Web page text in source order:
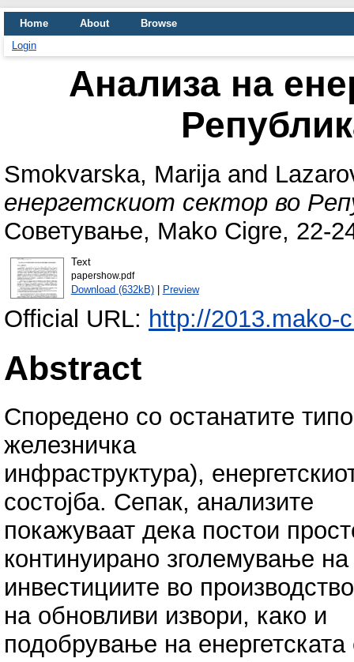
Home About
Browse
Login
Анализа на
Smokvarska, Marijaand
енергетскиот сектор во
Советување, Mako Cigre, 22-
Text
papershow.pdf
Download (632kB)| Preview
Official URL: http://2013.mako-
Abstract
Споредено со останатите
железничка
инфраструктура),
состојба. Сепак, анализите
покажуваат дека постои
континуирано зголемување на
инвестициите во
на обновливи извори, како и
подобрување на